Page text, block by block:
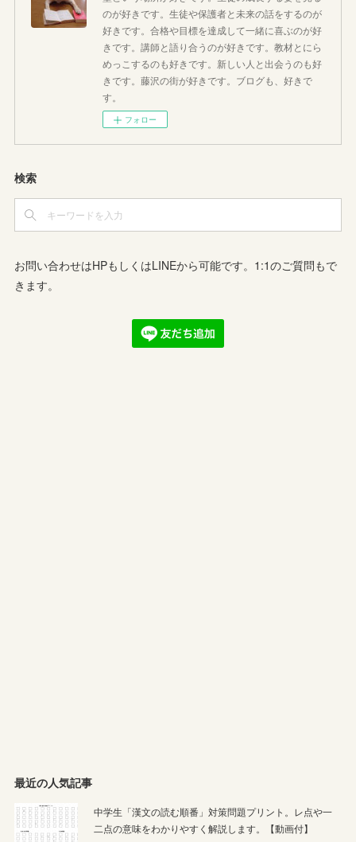
のが好きです。生徒や保護者と未来の話をするのが
好きです。合格や目標を達成して一緒に喜ぶのが好
きです。講師と語り合うのが好きです。教材とにら
めっこするのも好きです。新しい人と出会うのも好
きです。藤沢の街が好きです。ブログも、好きで
す。
フォロー
検索
お問い合わせはHPもしくはLINEから可能です。1:1のご質問もで
きます。
最近の人気記事
中学生「漢文の読む順番」対策問題プリント。レ点や一
二点の意味をわかりやすく解説します。【動画付】